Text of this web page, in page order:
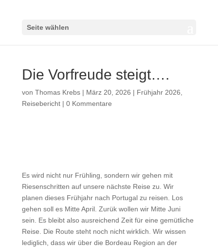
Seite wählen
Die Vorfreude steigt….
von Thomas Krebs| März 20, 2026 | Frühjahr 2026
Reisebericht| 0 Kommentare
Es wird nicht nur Frühling, sondern wir gehen mit
Riesenschritten auf unsere nächste Reise zu. Wir
planen dieses Frühjahr nach Portugal zu reisen. Los
gehen soll es Mitte April. Zurük wollen wir Mitte Juni
sein. Es bleibt also ausreichend Zeit für eine gemütliche
Reise. Die Route steht noch nicht wirklich. Wir wissen
lediglich, dass wir über die Bordeau Region an der